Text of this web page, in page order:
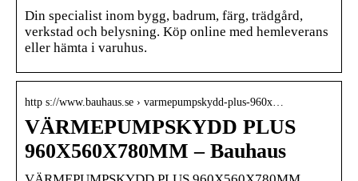
Din specialist inom bygg, badrum, färg, trädgård,
verkstad och belysning. Köp online med hemleverans
eller hämta i varuhus.
http s://www.bauhaus.se › varmepumpskydd-plus-960x…
VÄRMEPUMPSKYDD PLUS
960X560X780MM – Bauhaus